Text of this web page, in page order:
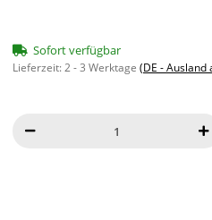
Sofort verfügbar
Lieferzeit:2 - 3 Werktage (DE - Ausland